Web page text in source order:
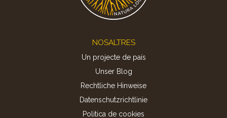
NOSALTRES
Un projecte de país
Unser Blog
Rechtliche Hinweise
Datenschutzrichtlinie
Politica de cookies